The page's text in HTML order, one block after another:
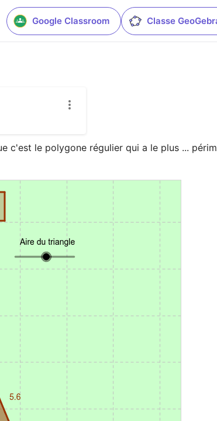
Google Classroom Classe
c'est le polygone régulier qui a le plus ...